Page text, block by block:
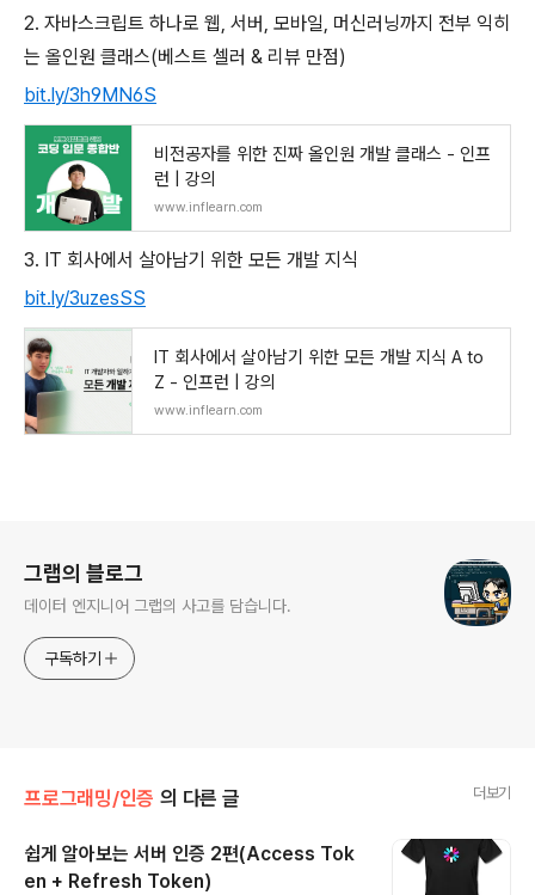
2. 자바스크립트 하나로 웹, 서버, 모바일, 머신러닝까지 전부 익히
는 올인원 클래스(베스트 셀러 & 리뷰 만점)
bit.ly/3h9MN6S
비전공자를 위한 진짜 올인원 개발 클래스 - 인프
런 | 강의
www.inflearn.com
3. IT 회사에서 살아남기 위한 모든 개발 지식
bit.ly/3uzesSS
IT 회사에서 살아남기 위한 모든 개발 지식 A to
Z - 인프런 | 강의
www.inflearn.com
그랩의 블로그
데이터 엔지니어 그랩의 사고를 담습니다.
구독하기
프로그래밍/인증 의 다른 글 더보기
쉽게 알아보는 서버 인증 2편(Access Tok
en + Refresh Token)